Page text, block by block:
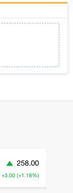
258.00
+3.00 (+1.18%)